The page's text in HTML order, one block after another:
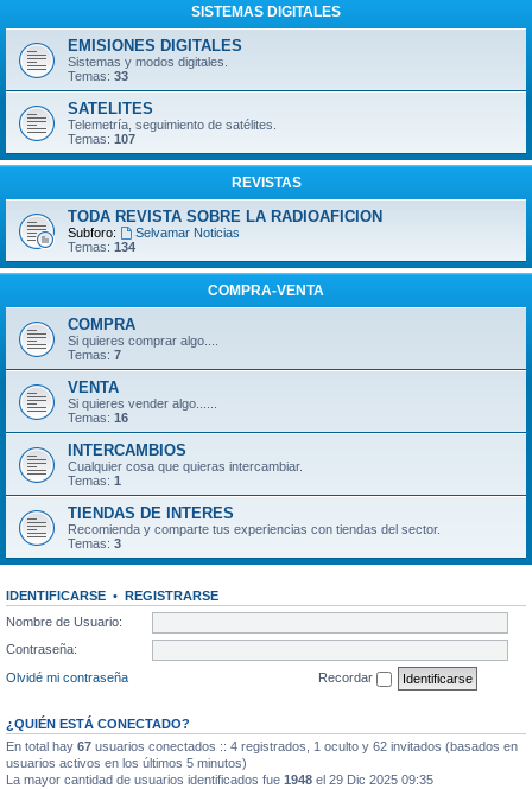
SISTEMAS DIGITALES
EMISIONES DIGITALES
Sistemas y modos digitales.
Temas: 33
SATELITES
Telemetría, seguimiento de satélites.
Temas: 107
REVISTAS
TODA REVISTA SOBRE LA RADIOAFICION
Subforo:
Selvamar Noticias
Temas: 134
COMPRA-VENTA
COMPRA
Si quieres comprar algo....
Temas: 7
VENTA
Si quieres vender algo......
Temas: 16
INTERCAMBIOS
Cualquier cosa que quieras intercambiar.
Temas: 1
TIENDAS DE INTERES
Recomienda y comparte tus experiencias con tiendas del sector.
Temas: 3
IDENTIFICARSE •
REGISTRARSE
Nombre de Usuario:
Contraseña:
Olvidé mi contraseña
Recordar
¿QUIÉN ESTÁ CONECTADO?
En total hay 67 usuarios conectados :: 4 registrados, 1 oculto y 62 invitados (basados en
usuarios activos en los últimos 5 minutos)
La mayor cantidad de usuarios identificados fue 1948 el 29 Dic 2025 09:35